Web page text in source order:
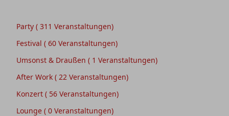
Party ( 311 Veranstaltungen)
Festival ( 60 Veranstaltungen)
Umsonst & Draußen ( 1 Veranstaltungen)
After Work ( 22 Veranstaltungen)
Konzert ( 56 Veranstaltungen)
Lounge ( 0 Veranstaltungen)